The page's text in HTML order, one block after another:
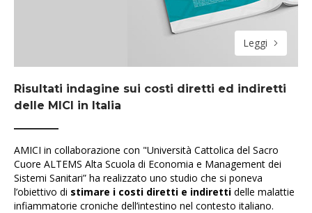
Leggi
Risultati indagine sui costi diretti ed indiretti
delle MICI in Italia
AMICI in collaborazione con "Università Cattolica del Sacro
Cuore ALTEMS Alta Scuola di Economia e Management dei
Sistemi Sanitari” ha realizzato uno studio che si poneva
l’obiettivo di stimare i costi diretti e indiretti delle malattie
infiammatorie croniche dell’intestino nel contesto italiano.